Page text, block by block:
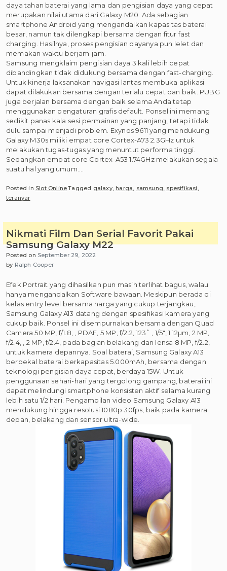
daya tahan baterai yang lama dan pengisian daya yang cepat
merupakan nilai utama dari Galaxy M20. Ada sebagian
smartphone Android yang mengandalkan kapasitas baterai
besar, namun tak dilengkapi bersama dengan fitur fast
charging. Hasilnya, proses pengisian dayanya pun lelet dan
memakan waktu berjam-jam.
Samsung mengklaim pengisian daya 3 kali lebih cepat
dibandingkan tidak didukung bersama dengan fast-charging.
Untuk kinerja laksanakan navigasi lantas membuka aplikasi
dapat dilakukan bersama dengan terlalu cepat dan baik. PUBG
juga berjalan bersama dengan baik selama Anda tetap
menggunakan pengaturan grafis default. Ponsel ini memang
sedikit panas kala sesi permainan yang panjang, tetapi tidak
dulu sampai menjadi problem. Exynos 9611 yang mendukung
Galaxy M30s miliki empat core Cortex-A73 2.3GHz untuk
melakukan tugas-tugas yang menuntut performa tinggi.
Sedangkan empat core Cortex-A53 1.74GHz melakukan segala
suatu hal yang umum.…
Posted in Slot OnlineTagged galaxy,harga, samsung, spesifikasi,
teranyar
Nikmati Film Dan Serial Favorit Pakai
Samsung Galaxy M22
Posted on September 29, 2022
by Ralph Cooper
Efek Portrait yang dihasilkan pun masih terlihat bagus, walau
hanya mengandalkan Software bawaan. Meskipun berada di
kelas entry level bersama harga yang cukup terjangkau,
Samsung Galaxy A13 datang dengan spesifikasi kamera yang
cukup baik. Ponsel ini disempurnakan bersama dengan Quad
Camera 50 MP, f/1.8, , PDAF, 5 MP, f/2.2, 123˚ , 1/5″, 1.12µm, 2 MP,
f/2.4, , 2 MP, f/2.4, pada bagian belakang dan lensa 8 MP, f/2.2,
untuk kamera depannya. Soal baterai, Samsung Galaxy A13
berbekal baterai berkapasitas 5.000mAh, bersama dengan
teknologi pengisian daya cepat, berdaya 15W. Untuk
penggunaan sehari-hari yang tergolong gampang, baterai ini
dapat melindungi smartphone konsisten aktif selama kurang
lebih satu 1/2 hari. Pengambilan video Samsung Galaxy A13
mendukung hingga resolusi 1080p 30fps, baik pada kamera
depan, belakang dan sensor ultra-wide.